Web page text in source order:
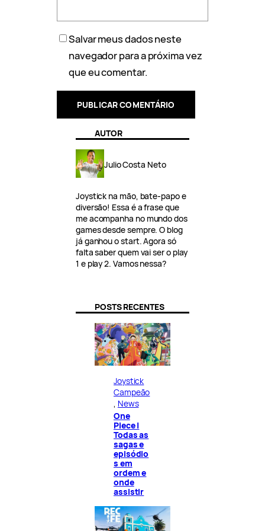
Salvar meus dados neste
navegador para a próxima vez
que eu comentar.
AUTOR
Julio Costa Neto
Joystick na mão, bate-papo e
diversão! Essa é a frase que
me acompanha no mundo dos
games desde sempre. O blog
já ganhou o start. Agora só
falta saber quem vai ser o play
1 e play 2. Vamos nessa?
POSTS RECENTES
Joystick
Campeão
News
One
Piece |
Todas as
sagas e
episódio
s em
ordem e
onde
assistir